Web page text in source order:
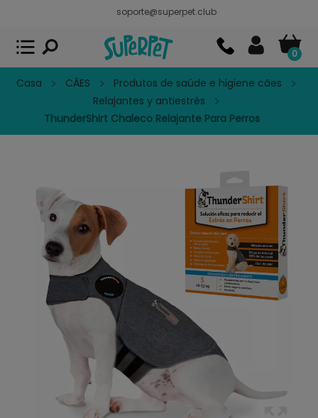
soporte@superpet.club
0
Casa CÃES
Produtos de saúde e higiene cães
Relajantes y antiestrés
ThunderShirt Chaleco Relajante Para Perros
Superpet, comida para mascotas
APP GRATIS - En Google Play